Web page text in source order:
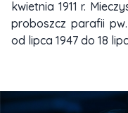
kwietnia 1911 r.
proboszcz parafii
od lipca 1947 do 18